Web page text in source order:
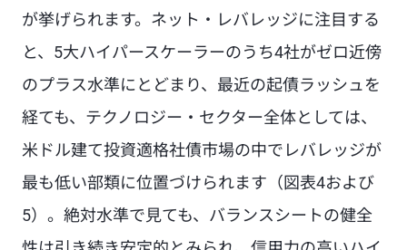
が挙げられます。ネット・レバレッジに注目する
と、5大ハイパースケーラーのうち4社がゼロ近傍
のプラス水準にとどまり、最近の起債ラッシュを
経ても、テクノロジー・セクター全体としては、
米ドル建て投資適格社債市場の中でレバレッジが
最も低い部類に位置づけられます（図表4および
5）。絶対水準で見ても、バランスシートの健全